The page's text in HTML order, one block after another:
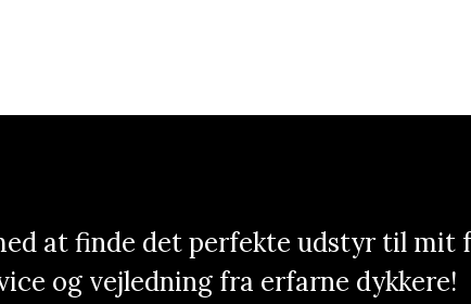
at finde det perfekte udstyr til mit
og vejledning fra erfarne dykkere!